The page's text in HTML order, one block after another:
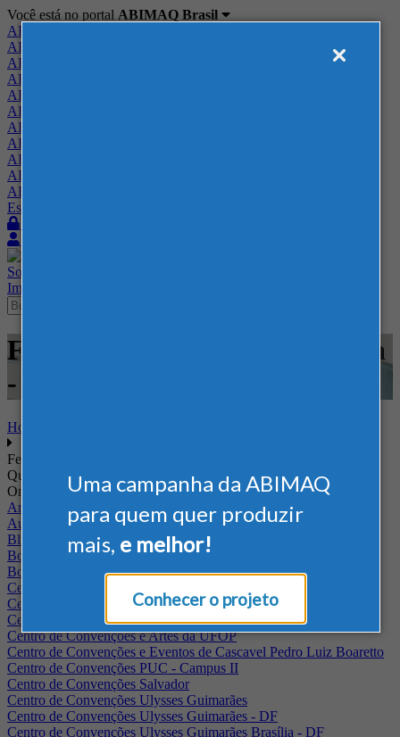
Uma campanha da ABIMAQ
para quem quer produzir
mais, e melhor!
Conhecer o projeto
Você está no portal ABIMAQ Brasil
ABIMAQ Brasil
ABIMAQ Minas Gerais
ABIMAQ Norte-Nordeste
ABIMAQ Paraná
ABIMAQ Piracicaba
ABIMAQ Ribeirão Preto
ABIMAQ Rio de Janeiro
ABIMAQ Rio Grande do Sul
ABIMAQ Santa Catarina
ABIMAQ São Paulo
ABIMAQ Vale do Paraíba
Escritório de Relações Governamentais
Sobre
Imprensa
Feiras - Expo Rio Cidade Nova
- Feira Nacional - Madeira
Home
Feiras
Quando
Onde
Arena Jaguariuna
Auditório Albano Franco - FIEPA
Blumenau - SC
BolognaFiere
Boulevard Olimpico - RJ
Centro Internacional de Convenções do Brasil, em Brasília
Centro de Convenções - SE
Centro de Convenções de Pernambuco - PE
Centro de Convenções e Artes da UFOP
Centro de Convenções e Eventos de Cascavel Pedro Luiz Boaretto
Centro de Convenções PUC - Campus II
Centro de Convenções Salvador
Centro de Convenções Ulysses Guimarães
Centro de Convenções Ulysses Guimarães - DF
Centro de Convenções Ulysses Guimarães Brasília - DF